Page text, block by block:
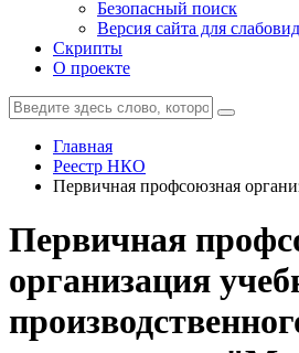
Безопасный поиск
Версия сайта для
Скрипты
О проекте
Главная
Реестр НКО
Первичная профсоюзная
Первичная
организация